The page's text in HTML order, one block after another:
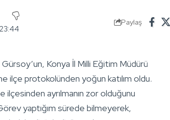
Paylaş
Konya İl Milli Eğitim Müdürü
ilçe protokolünden yoğun katılım oldu.
ayrılmanın zor olduğunu
yaptığım sürede bilmeyerek,